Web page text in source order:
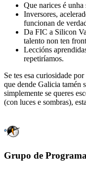
Que narices é
Inversores,
funcionan de
Da FIC a Silicon
talento non ten
Leccións
repetiríamos.
Se tes esa curiosidade
que dende Galicia tamén
simplemente se queres
(con luces e sombras),
Grupo de